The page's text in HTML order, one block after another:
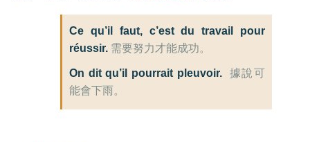
Ce qu’il faut, c’est du travail pour
réussir. 需要努力才能成功。
On dit qu’il pourrait pleuvoir.
據說可
能會下雨。